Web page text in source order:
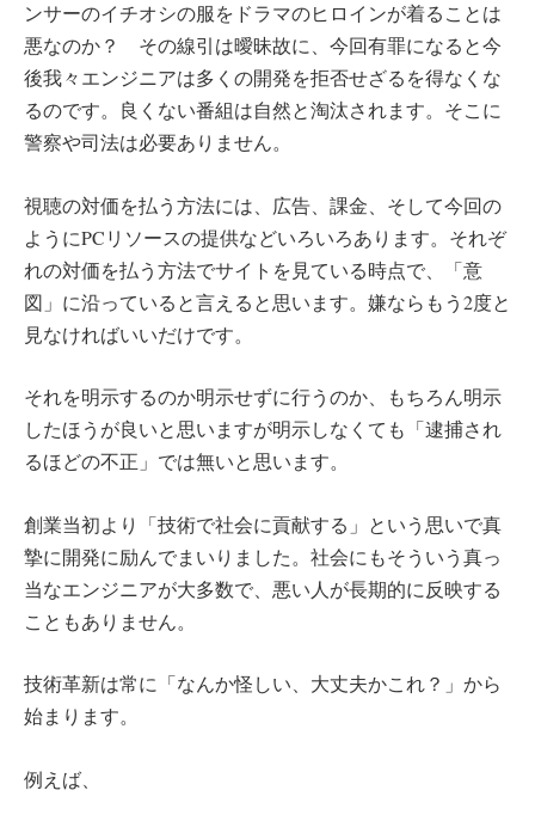
ンサーのイチオシの服をドラマのヒロインが着ることは
悪なのか？ その線引は曖昧故に、今回有罪になると今
後我々エンジニアは多くの開発を拒否せざるを得なくな
るのです。良くない番組は自然と淘汰されます。そこに
警察や司法は必要ありません。
視聴の対価を払う方法には、広告、課金、そして今回の
ようにPCリソースの提供などいろいろあります。それぞ
れの対価を払う方法でサイトを見ている時点で、「意
図」に沿っていると言えると思います。嫌ならもう2度と
見なければいいだけです。
それを明示するのか明示せずに行うのか、もちろん明示
したほうが良いと思いますが明示しなくても「逮捕され
るほどの不正」では無いと思います。
創業当初より「技術で社会に貢献する」という思いで真
摯に開発に励んでまいりました。社会にもそういう真っ
当なエンジニアが大多数で、悪い人が長期的に反映する
こともありません。
技術革新は常に「なんか怪しい、大丈夫かこれ？」から
始まります。
例えば、